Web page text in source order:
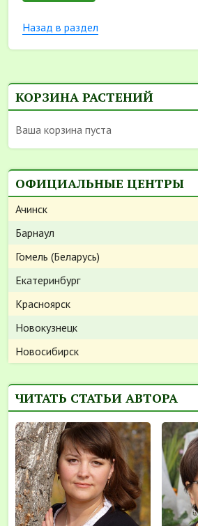
Назад в раздел
КОРЗИНА РАСТЕНИЙ
Ваша корзина пуста
ОФИЦИАЛЬНЫЕ ЦЕНТРЫ
Ачинск
Барнаул
Гомель (Беларусь)
Екатеринбург
Красноярск
Новокузнецк
Новосибирск
ЧИТАТЬ СТАТЬИ АВТОРА